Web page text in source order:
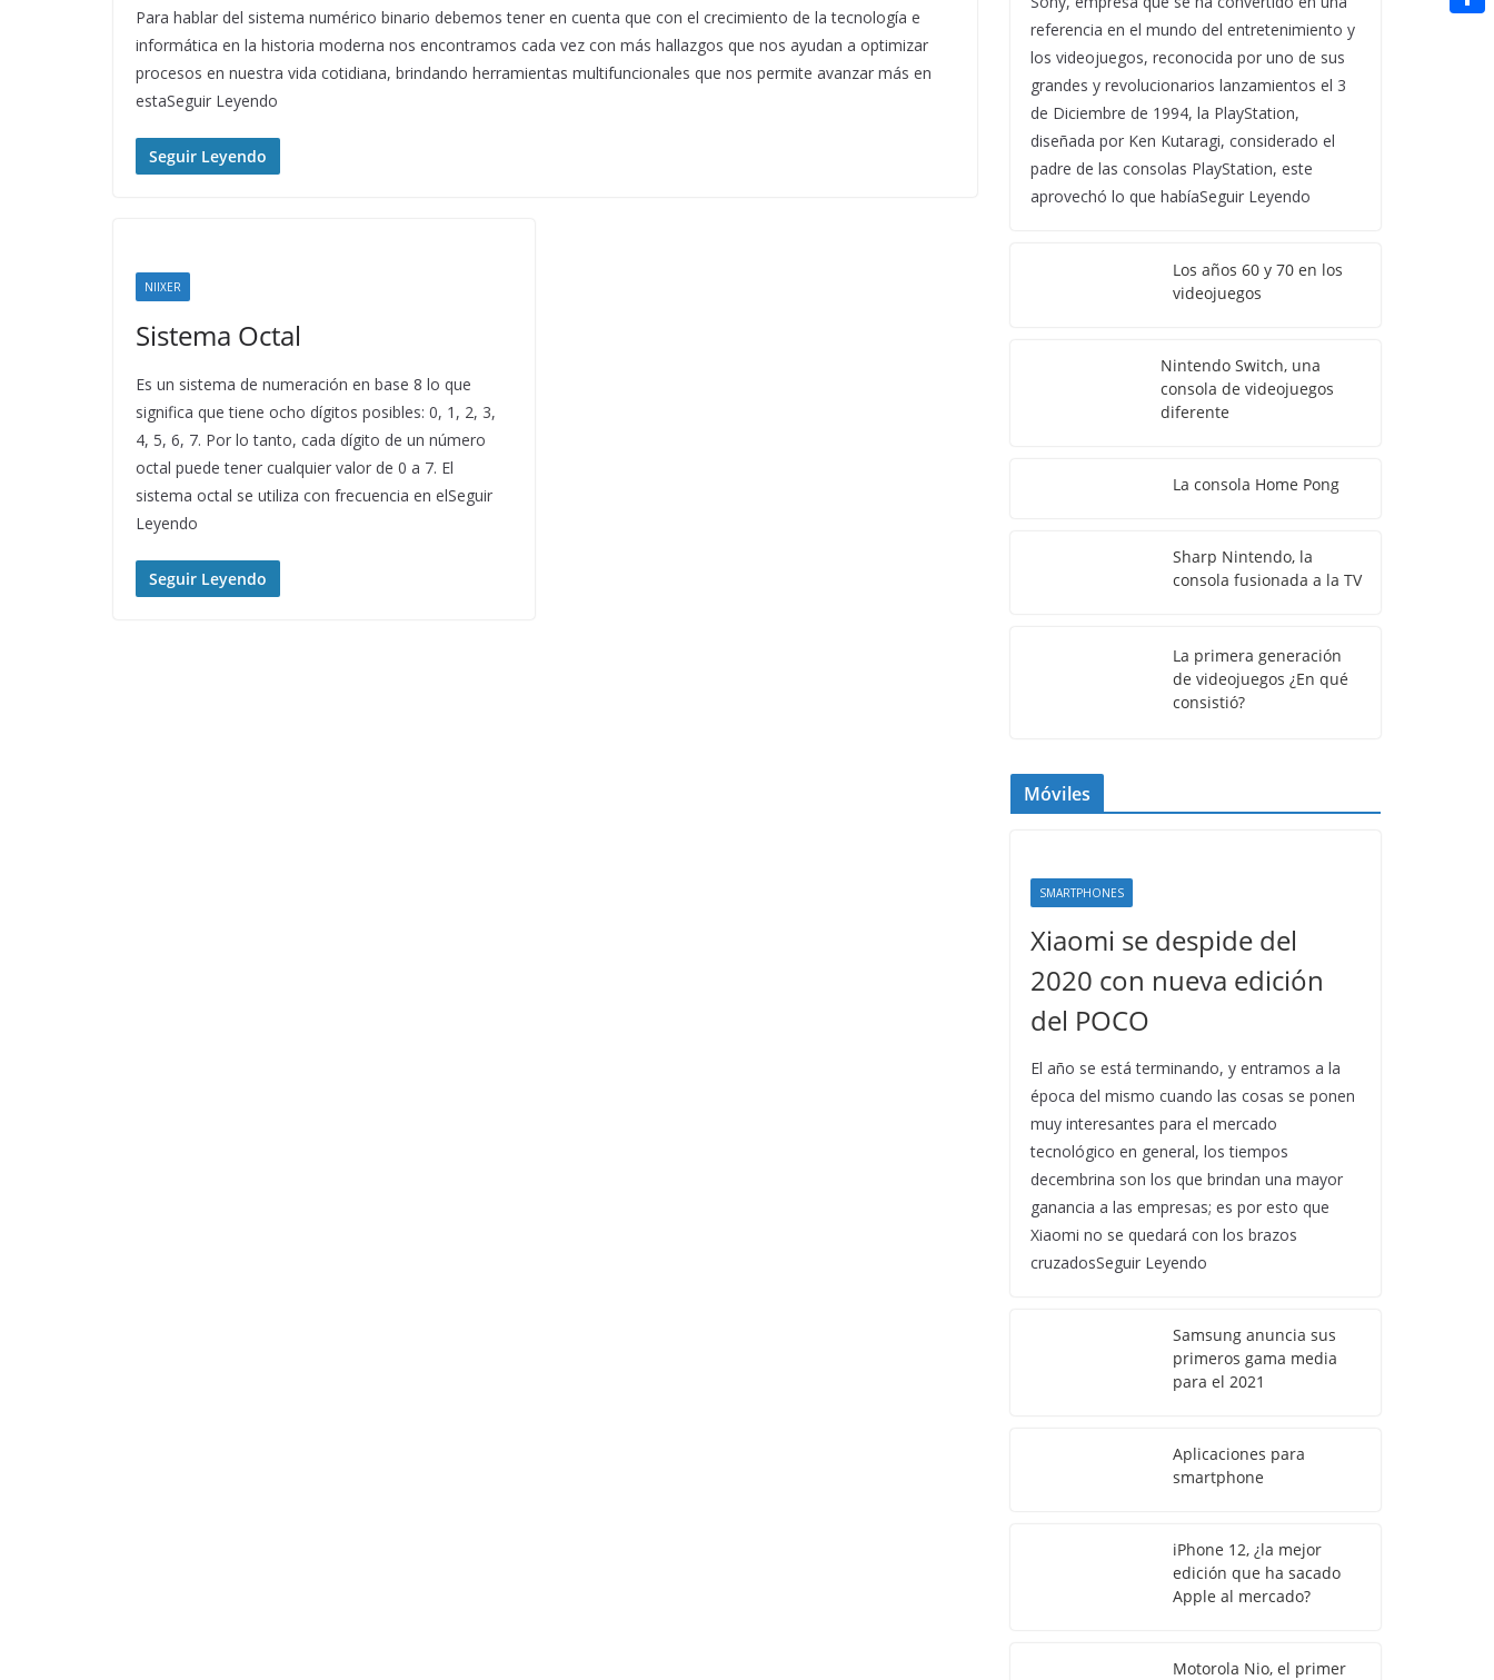
Para hablar del sistema numérico binario debemos tener en cuenta que con el crecimiento de la tecnología e
informática en la historia moderna nos encontramos cada vez con más hallazgos que nos ayudan a optimizar
procesos en nuestra vida cotidiana, brindando herramientas multifuncionales que nos permite avanzar más en
estaSeguir Leyendo
Seguir Leyendo
NIIXER
Sistema Octal
Es un sistema de numeración en base 8 lo que
significa que tiene ocho dígitos posibles: 0, 1, 2, 3,
4, 5, 6, 7. Por lo tanto, cada dígito de un número
octal puede tener cualquier valor de 0 a 7. El
sistema octal se utiliza con frecuencia en elSeguir
Leyendo
Seguir Leyendo
referencia en el mundo del entretenimiento y
los videojuegos, reconocida por uno de sus
grandes y revolucionarios lanzamientos el 3
de Diciembre de 1994, la PlayStation,
diseñada por Ken Kutaragi, considerado el
padre de las consolas PlayStation, este
aprovechó lo que habíaSeguir Leyendo
Los años 60 y 70 en los
videojuegos
Nintendo Switch, una
consola de videojuegos
diferente
La consola Home Pong
Sharp Nintendo, la
consola fusionada a la TV
La primera generación
de videojuegos ¿En qué
consistió?
Móviles
SMARTPHONES
Xiaomi se despide del
2020 con nueva edición
del POCO
El año se está terminando, y entramos a la
época del mismo cuando las cosas se ponen
muy interesantes para el mercado
tecnológico en general, los tiempos
decembrina son los que brindan una mayor
ganancia a las empresas; es por esto que
Xiaomi no se quedará con los brazos
cruzadosSeguir Leyendo
Samsung anuncia sus
primeros gama media
para el 2021
Aplicaciones para
smartphone
iPhone 12, ¿la mejor
edición que ha sacado
Apple al mercado?
Motorola Nio, el primer
n
a